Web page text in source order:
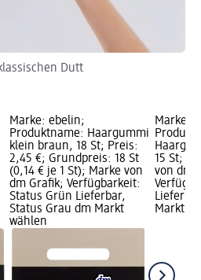
Dutt
Marke: ebelin;
Produktname: Haargummi
klein braun, 18 St; Preis:
2,45 €; Grundpreis: 18 St
(0,14 € je 1 St); Marke von
dm Grafik; Verfügbarkeit:
Status Grün Lieferbar,
Status Grau dm Markt
wählen
Marke:
15 St;
von dm
Markt